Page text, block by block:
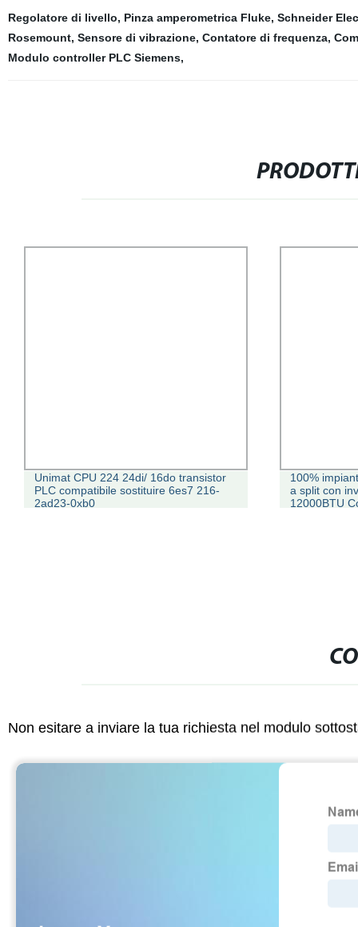
Regolatore di livello, Pinza amperometrica Fluke, Schneider
Rosemount, Sensore di vibrazione, Contatore di frequenza,
Modulo controller PLC Siemens,
Unimat CPU 224 24di/ 16do transistor
PLC compatibile sostituire 6es7 216-
2ad23-0xb0
100%
a split con
12000BTU
Non esitare a inviare la tua richiesta nel modulo